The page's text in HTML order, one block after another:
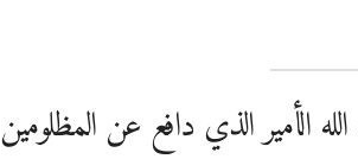
الأمير الذي دافع عن المظلومين